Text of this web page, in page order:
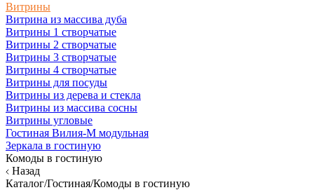
Витрины
Витрина из массива дуба
Витрины 1 створчатые
Витрины 2 створчатые
Витрины 3 створчатые
Витрины 4 створчатые
Витрины для посуды
Витрины из дерева и стекла
Витрины из массива сосны
Витрины угловые
Гостиная Вилия-М модульная
Зеркала в гостиную
Комоды в гостиную
Назад
Каталог/Гостиная/Комоды в гостиную